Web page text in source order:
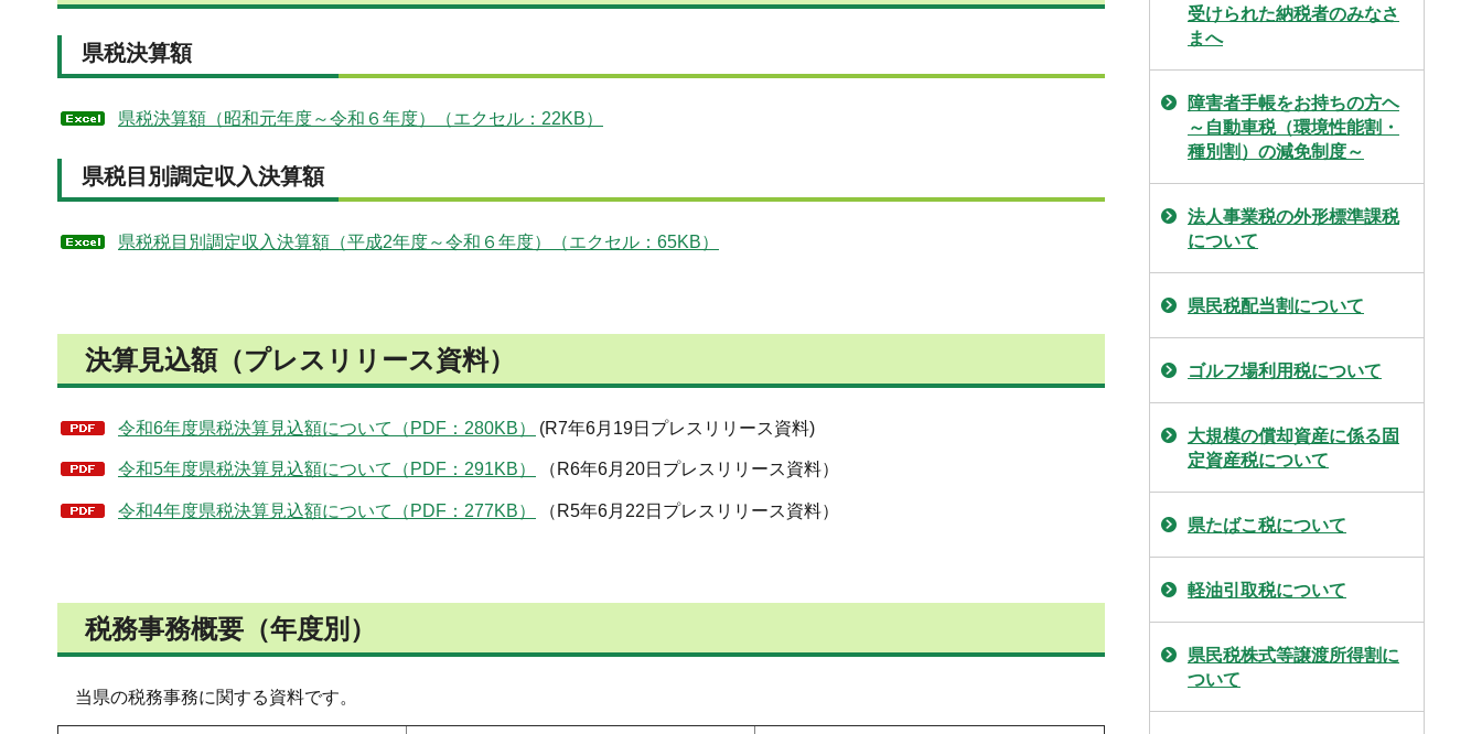
県税決算額
県税決算額（昭和元年度～令和６年度）（エクセル：22KB）
県税目別調定収入決算額
県税税目別調定収入決算額（平成2年度～令和６年度）（エクセル：65KB）
決算見込額（プレスリリース資料）
令和6年度県税決算見込額について（PDF：280KB） (R7年6月19日プレスリリース資料)
令和5年度県税決算見込額について（PDF：291KB） （R6年6月20日プレスリリース資料）
令和4年度県税決算見込額について（PDF：277KB） （R5年6月22日プレスリリース資料）
税務事務概要（年度別）
当県の税務事務に関する資料です。
受けられた納税者のみなさ
まへ
障害者手帳をお持ちの方ヘ
～自動車税（環境性能割・
種別割）の減免制度～
法人事業税の外形標準課税
について
県民税配当割について
ゴルフ場利用税について
大規模の償却資産に係る固
定資産税について
県たばこ税について
軽油引取税について
県民税株式等譲渡所得割に
ついて